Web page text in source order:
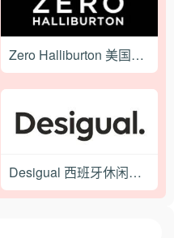
Zero Halliburton 美国知名旅行箱包品牌网站
Desigual 西班牙休闲服饰品牌网站